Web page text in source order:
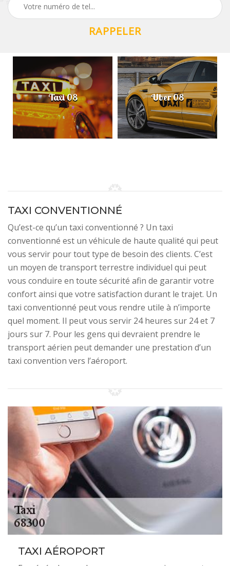
Taxi 08 Uber 08
TAXI CONVENTIONNÉ
Qu’est-ce qu’un taxi conventionné ? Un taxi
conventionné est un véhicule de haute qualité qui peut
vous servir pour tout type de besoin des clients. C’est
un moyen de transport terrestre individuel qui peut
vous conduire en toute sécurité afin de garantir votre
confort ainsi que votre satisfaction durant le trajet. Un
taxi conventionné peut vous rendre utile à n’importe
quel moment. Il peut vous servir 24 heures sur 24 et 7
jours sur 7. Pour les gens qui devraient prendre le
transport aérien peut demander une prestation d’un
taxi convention vers l’aéroport.
TAXI AÉROPORT